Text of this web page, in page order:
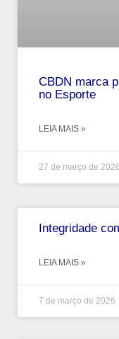
CBDN marca
no Esporte
LEIA MAIS »
27 de março de 2026
Integridade
LEIA MAIS »
7 de março de 2026